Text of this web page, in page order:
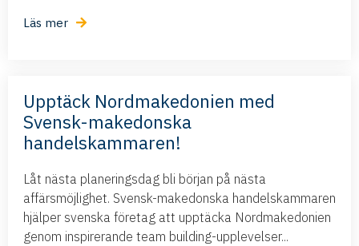
Läs mer
Upptäck Nordmakedonien med
Svensk-makedonska
handelskammaren!
Låt nästa planeringsdag bli början på nästa
affärsmöjlighet. Svensk-makedonska handelskammaren
hjälper svenska företag att upptäcka Nordmakedonien
genom inspirerande team building-upplevelser...